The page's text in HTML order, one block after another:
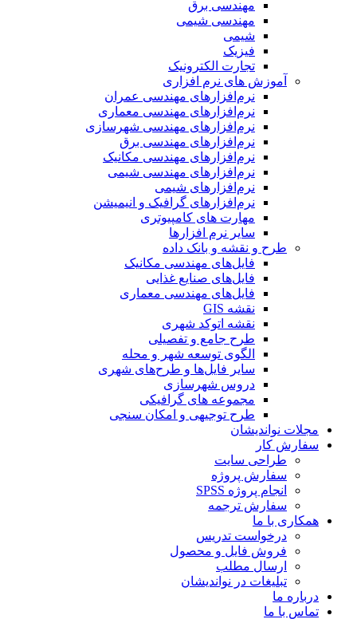
مهندسی برق
مهندسی شیمی
شیمی
فیزیک
تجارت الکترونیک
آموزش های نرم افزاری
نرم‌افزارهای مهندسی عمران
نرم‌افزارهای مهندسی معماری
نرم‌افزارهای مهندسی شهرسازی
نرم‌افزارهای مهندسی برق
نرم‌افزارهای مهندسی مکانیک
نرم‌افزارهای مهندسی شیمی
نرم‌افزارهای شیمی
نرم‌افزارهای گرافیک و انیمیشن
مهارت های کامپیوتری
سایر نرم افزارها
طرح و نقشه و بانک داده
فایل‌های مهندسی مکانیک
فایل‌های صنایع غذایی
فایل‌های مهندسی معماری
نقشه GIS
نقشه اتوکد شهری
طرح جامع و تفصیلی
الگوی توسعه شهر و محله
سایر فایل‌ها و طرح‌های شهری
دروس شهرسازی
مجموعه های گرافیکی
طرح توجیهی و امکان سنجی
مجلات نواندیشان
سفارش کار
طراحی سایت
سفارش پروژه
انجام پروژه SPSS
سفارش ترجمه
همکاری با ما
درخواست تدریس
فروش فایل و محصول
ارسال مطلب
تبلیغات در نواندیشان
درباره ما
تماس با ما